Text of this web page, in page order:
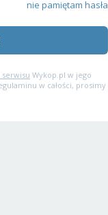
nie pamiętam hasła
serwisu Wykop.pl w jego
w całości, prosimy